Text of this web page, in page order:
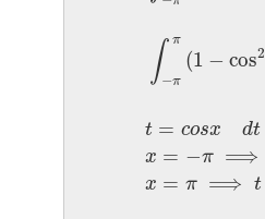
∫ π
−π
(1 − cos2
t = cosx dt
x = −π ⟹
x = π ⟹ t